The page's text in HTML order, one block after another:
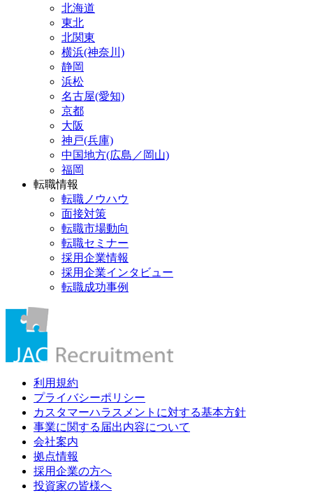
北海道
東北
北関東
横浜(神奈川)
静岡
浜松
名古屋(愛知)
京都
大阪
神戸(兵庫)
中国地方(広島／岡山)
福岡
転職情報
転職ノウハウ
面接対策
転職市場動向
転職セミナー
採用企業情報
採用企業インタビュー
転職成功事例
利用規約
プライバシーポリシー
カスタマーハラスメントに対する基本方針
事業に関する届出内容について
会社案内
拠点情報
採用企業の方へ
投資家の皆様へ